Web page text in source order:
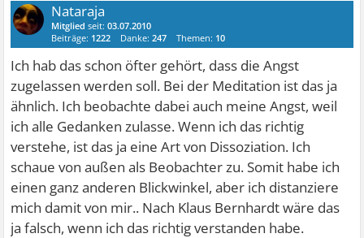
Nataraja
Mitglied seit:03.07.2010
Beiträge: 1222 Danke:247 Themen: 10
Ich hab das schon öfter gehört, dass die Angst
zugelassen werden soll. Bei der Meditation ist das ja
ähnlich. Ich beobachte dabei auch meine Angst, weil
ich alle Gedanken zulasse. Wenn ich das richtig
verstehe, ist das ja eine Art von Dissoziation. Ich
schaue von außen als Beobachter zu. Somit habe ich
einen ganz anderen Blickwinkel, aber ich distanziere
mich damit von mir.. Nach Klaus Bernhardt wäre das
ja falsch, wenn ich das richtig verstanden habe.